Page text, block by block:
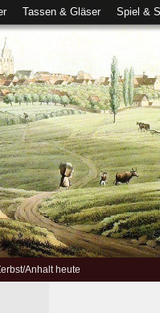
Tassen & Gläser Spiel &
Anhalt heute